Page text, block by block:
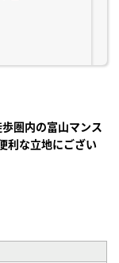
圏内の富山マンス
利な立地にござい